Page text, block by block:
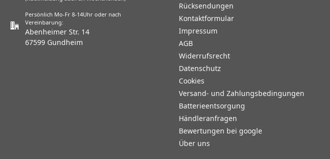
Persönlich Mo-Fr 8-14Uhr oder nach
Vereinbarung:
Abenheimer Str. 14
67599 Gundheim
Rücksendungen
Kontaktformular
Impressum
AGB
Widerrufsrecht
Datenschutz
Cookies
Versand- und Zahlungsbedingungen
Batterieentsorgung
Händleranfragen
Bewertungen bei google
Über uns